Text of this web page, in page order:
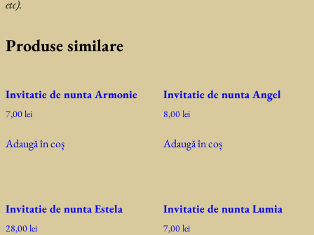
etc).
Produse similare
Invitatie de nunta Armonie
7,00lei
Adaugă în coș
Invitatie de nunta Angel
8,00lei
Adaugă în coș
Invitatie de nunta Estela
28,00lei
Invitatie de nunta Lumia
7,00lei